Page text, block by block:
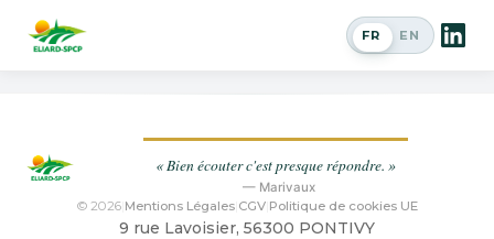
FR EN
Passer en
Phacélie BALO / STALA
« Bien écouter c'est presque répondre. »
— Marivaux
© 2026| Mentions Légales| CGV| Politique de cookies UE
9 rue Lavoisier, 56300 PONTIVY